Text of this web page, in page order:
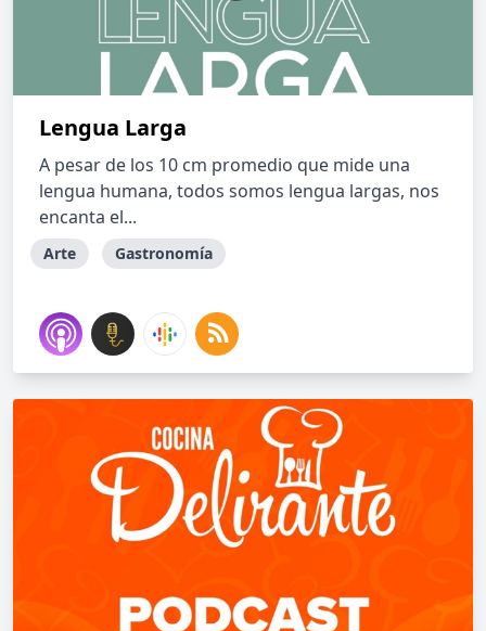
Lengua Larga
A pesar de los 10 cm promedio que mide una
lengua humana, todos somos lengua largas, nos
encanta el...
Arte Gastronomía